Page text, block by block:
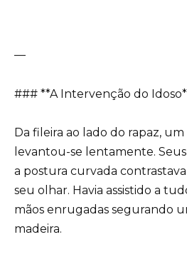
—
### **A Intervenção do
Da fileira ao lado do rapaz,
levantou-se lentamente.
a postura curvada
seu olhar. Havia assistido a
mãos enrugadas segurando
madeira.